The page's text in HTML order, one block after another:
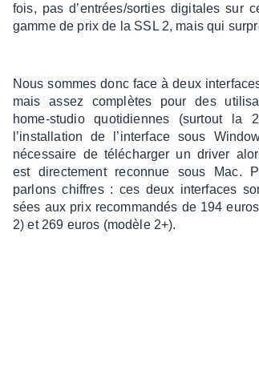
fois, pas d’en­trées/sorties digi­tales sur
gamme de prix de la SSL 2, mais qui
Nous sommes donc face à deux
mais assez complètes pour des
home-studio quoti­diennes (surtout la
l’ins­tal­la­tion de l’in­ter­face sous
néces­saire de télé­char­ger un driver
est direc­te­ment recon­nue sous Mac.
parlons chiffres : ces deux inter­faces
sées aux prix recom­man­dés de 194
2) et 269 euros (modèle 2+).